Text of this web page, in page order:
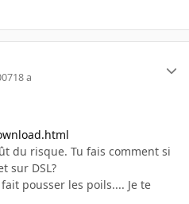
18 a
du risque. Tu fais comment si
sur DSL?
pousser les poils.... Je te